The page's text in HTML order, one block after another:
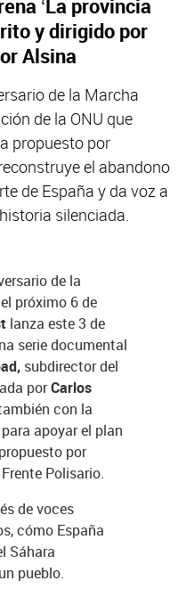
‘La provincia
y dirigido por
Alsina
de la Marcha
de la ONU que
propuesto por
el abandono
de España y da voz a
silenciada.
de la
próximo 6 de
lanza este 3 de
serie documental
subdirector del
porCarlos
con la
apoyar el plan
por
Polisario.
de voces
cómo España
Sáhara
pueblo.